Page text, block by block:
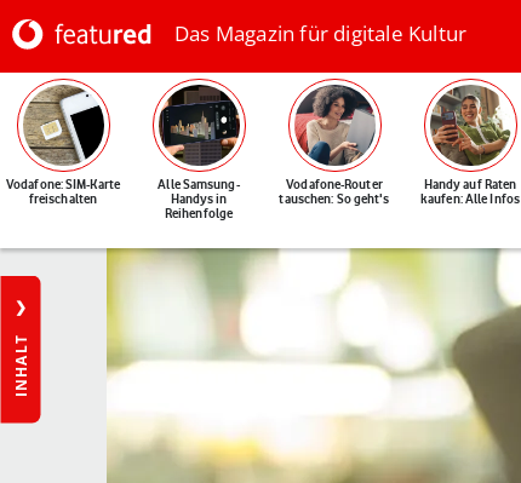
Das Magazin für digitale Kultur
Vodafone: SIM-Karte
freischalten
Alle Samsung-
Handys in
Reihenfolge
Vodafone-Router
tauschen: So geht's
Handy auf Raten
kaufen: Alle Infos
INHALT